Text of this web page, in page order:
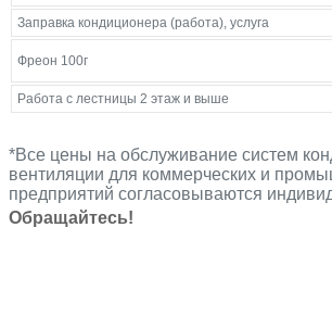
Заправка кондиционера (работа), услуга
Фреон 100г
Работа с лестницы 2 этаж и выше
*Все цены на обслуживание систем
вентиляции для коммерческих и
предприятий согласовываются
Обращайтесь!